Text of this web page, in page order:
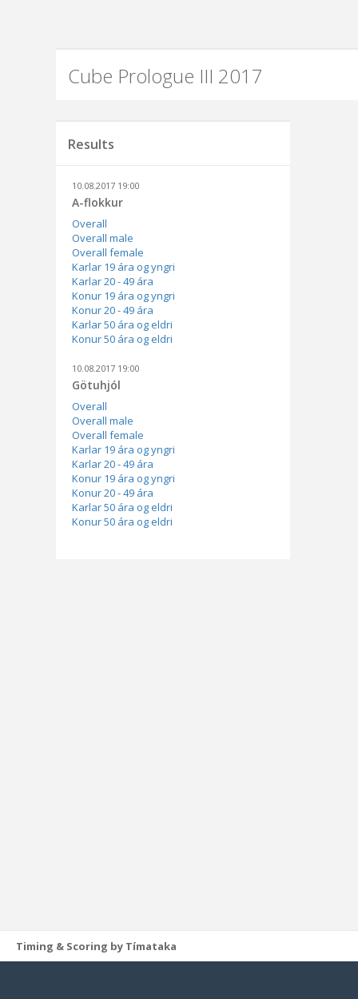
Cube Prologue III 2017
Results
10.08.2017 19:00
A-flokkur
Overall
Overall male
Overall female
Karlar 19 ára og yngri
Karlar 20 - 49 ára
Konur 19 ára og yngri
Konur 20 - 49 ára
Karlar 50 ára og eldri
Konur 50 ára og eldri
10.08.2017 19:00
Götuhjól
Overall
Overall male
Overall female
Karlar 19 ára og yngri
Karlar 20 - 49 ára
Konur 19 ára og yngri
Konur 20 - 49 ára
Karlar 50 ára og eldri
Konur 50 ára og eldri
Timing & Scoring by Tímataka